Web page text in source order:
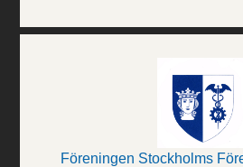
Föreningen Stockholms